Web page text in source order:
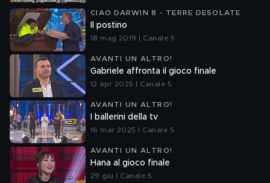
CIAO DARWIN 8 - TERRE DESOLATE
Il postino
18 mag 2019 | Canale 5
AVANTI UN ALTRO!
Gabriele affronta il gioco finale
12 apr 2025 | Canale 5
AVANTI UN ALTRO!
I ballerini della tv
16 mar 2025 | Canale 5
AVANTI UN ALTRO!
Hana al gioco finale
29 giu | Canale 5